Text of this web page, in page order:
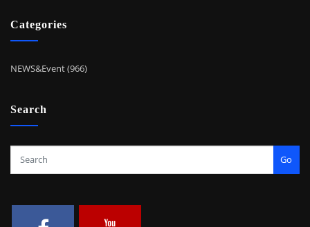
Categories
NEWS&Event (966)
Search
Go